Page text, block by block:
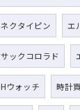
ネクタイピン エ
サックコロラド
Hウォッチ 時計